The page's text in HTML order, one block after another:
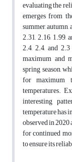
evaluating the
emerges from
summer,
2.31, 2.16, 1.99,
2.4, 2.4, and
maximum and
spring season,
for maximum
temperatures.
interesting
temperature has
observed in
for continued
to ensure its